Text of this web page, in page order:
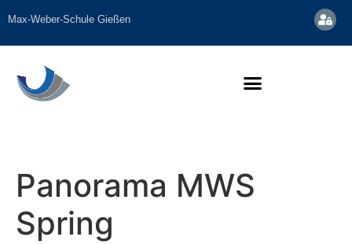
springen
Max-Weber-Schule Gießen
Panorama MWS
Spring